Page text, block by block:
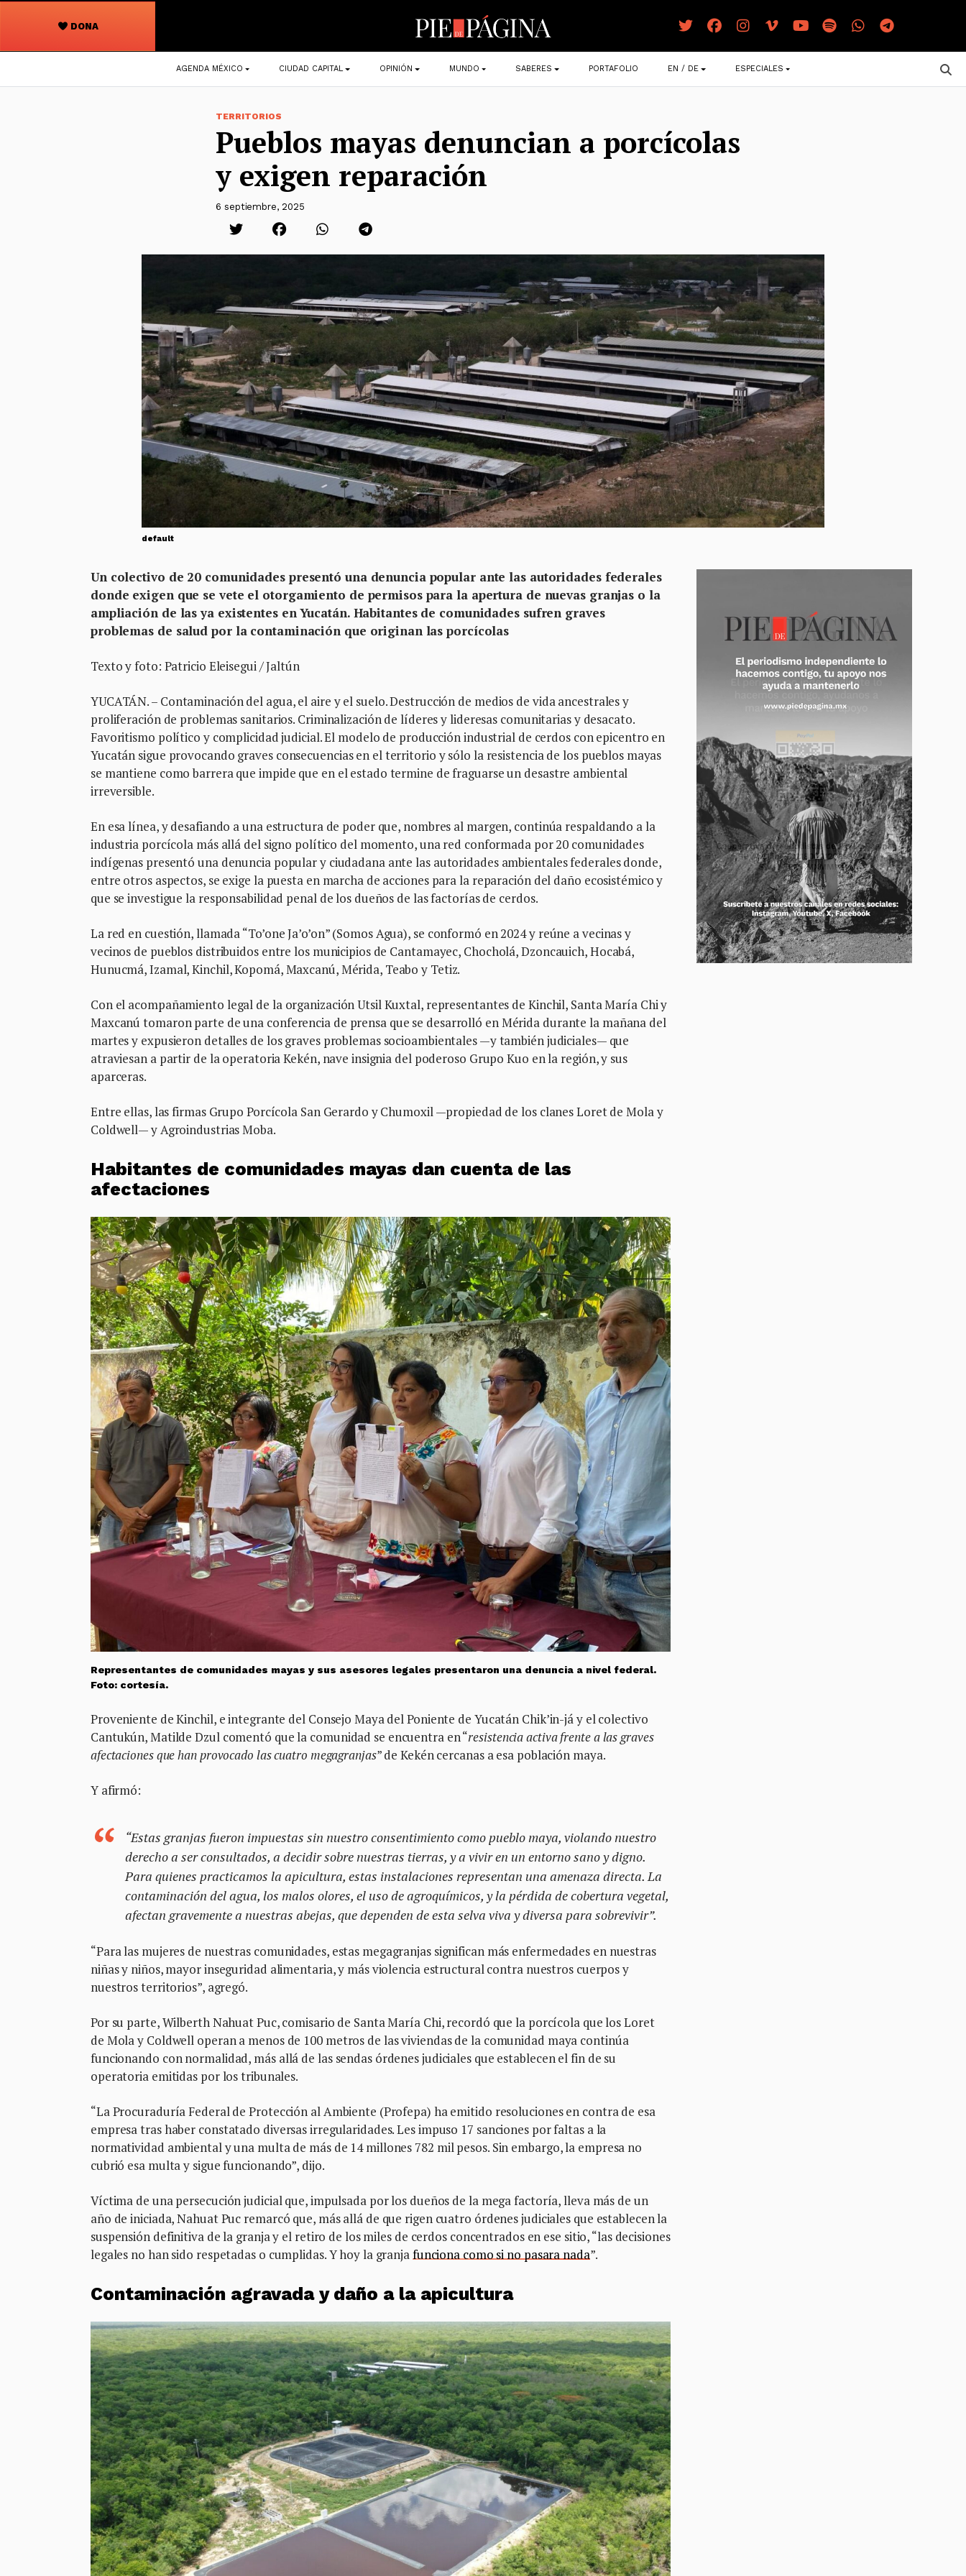
DONA
Navegación
principal
AGENDA MÉXICO CIUDAD CAPITAL OPINIÓN MUNDO SABERES PORTAFOLIO EN / DE ESPECIALES
TERRITORIOS
Pueblos mayas denuncian a porcícolas
y exigen reparación
6 septiembre, 2025
default
Un colectivo de 20 comunidades presentó una denuncia popular ante las autoridades federales
donde exigen que se vete el otorgamiento de permisos para la apertura de nuevas granjas o la
ampliación de las ya existentes en Yucatán. Habitantes de comunidades sufren graves
problemas de salud por la contaminación que originan las porcícolas
Texto y foto: Patricio Eleisegui / Jaltún
YUCATÁN. – Contaminación del agua, el aire y el suelo. Destrucción de medios de vida ancestrales y
proliferación de problemas sanitarios. Criminalización de líderes y lideresas comunitarias y desacato.
Favoritismo político y complicidad judicial. El modelo de producción industrial de cerdos con epicentro en
Yucatán sigue provocando graves consecuencias en el territorio y sólo la resistencia de los pueblos mayas
se mantiene como barrera que impide que en el estado termine de fraguarse un desastre ambiental
irreversible.
En esa línea, y desafiando a una estructura de poder que, nombres al margen, continúa respaldando a la
industria porcícola más allá del signo político del momento, una red conformada por 20 comunidades
indígenas presentó una denuncia popular y ciudadana ante las autoridades ambientales federales donde,
entre otros aspectos, se exige la puesta en marcha de acciones para la reparación del daño ecosistémico y
que se investigue la responsabilidad penal de los dueños de las factorías de cerdos.
La red en cuestión, llamada “To’one Ja’o’on” (Somos Agua), se conformó en 2024 y reúne a vecinas y
vecinos de pueblos distribuidos entre los municipios de Cantamayec, Chocholá, Dzoncauich, Hocabá,
Hunucmá, Izamal, Kinchil, Kopomá, Maxcanú, Mérida, Teabo y Tetiz.
Con el acompañamiento legal de la organización Utsil Kuxtal, representantes de Kinchil, Santa María Chi y
Maxcanú tomaron parte de una conferencia de prensa que se desarrolló en Mérida durante la mañana del
martes y expusieron detalles de los graves problemas socioambientales —y también judiciales— que
atraviesan a partir de la operatoria Kekén, nave insignia del poderoso Grupo Kuo en la región, y sus
aparceras.
Entre ellas, las firmas Grupo Porcícola San Gerardo y Chumoxil —propiedad de los clanes Loret de Mola y
Coldwell— y Agroindustrias Moba.
Habitantes de comunidades mayas dan cuenta de las
afectaciones
Representantes de comunidades mayas y sus asesores legales presentaron una denuncia a nivel federal.
Foto: cortesía.
Proveniente de Kinchil, e integrante del Consejo Maya del Poniente de Yucatán Chik’in-já y el colectivo
Cantukún, Matilde Dzul comentó que la comunidad se encuentra en “resistencia activa frente a las graves
afectaciones que han provocado las cuatro megagranjas” de Kekén cercanas a esa población maya.
Y afirmó:
“Estas granjas fueron impuestas sin nuestro consentimiento como pueblo maya, violando nuestro
derecho a ser consultados, a decidir sobre nuestras tierras, y a vivir en un entorno sano y digno.
Para quienes practicamos la apicultura, estas instalaciones representan una amenaza directa. La
contaminación del agua, los malos olores, el uso de agroquímicos, y la pérdida de cobertura vegetal,
afectan gravemente a nuestras abejas, que dependen de esta selva viva y diversa para sobrevivir”.
“Para las mujeres de nuestras comunidades, estas megagranjas significan más enfermedades en nuestras
niñas y niños, mayor inseguridad alimentaria, y más violencia estructural contra nuestros cuerpos y
nuestros territorios”, agregó.
Por su parte, Wilberth Nahuat Puc, comisario de Santa María Chi, recordó que la porcícola que los Loret
de Mola y Coldwell operan a menos de 100 metros de las viviendas de la comunidad maya continúa
funcionando con normalidad, más allá de las sendas órdenes judiciales que establecen el fin de su
operatoria emitidas por los tribunales.
“La Procuraduría Federal de Protección al Ambiente (Profepa) ha emitido resoluciones en contra de esa
empresa tras haber constatado diversas irregularidades. Les impuso 17 sanciones por faltas a la
normatividad ambiental y una multa de más de 14 millones 782 mil pesos. Sin embargo, la empresa no
cubrió esa multa y sigue funcionando”, dijo.
Víctima de una persecución judicial que, impulsada por los dueños de la mega factoría, lleva más de un
año de iniciada, Nahuat Puc remarcó que, más allá de que rigen cuatro órdenes judiciales que establecen la
suspensión definitiva de la granja y el retiro de los miles de cerdos concentrados en ese sitio, “las decisiones
legales no han sido respetadas o cumplidas. Y hoy la granjafunciona como si no pasara nada”.
Contaminación agravada y daño a la apicultura